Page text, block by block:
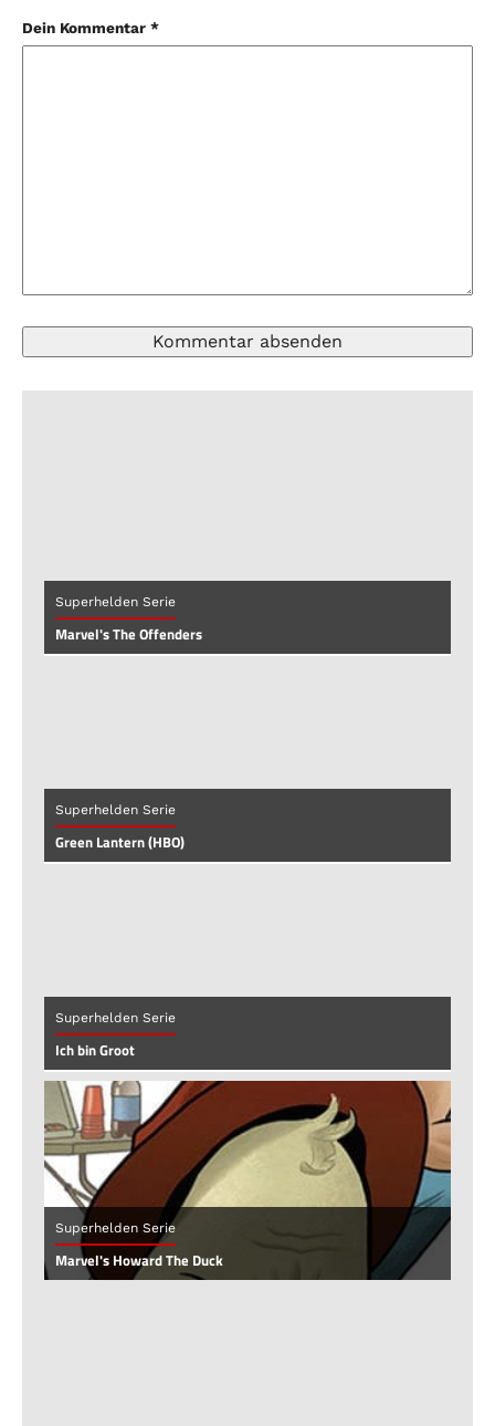
Dein Kommentar *
Superhelden Serie
Marvel's The Offenders
Superhelden Serie
Green Lantern (HBO)
Superhelden Serie
Ich bin Groot
Superhelden Serie
Marvel's Howard The Duck